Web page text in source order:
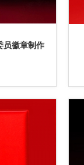
员徽章制作